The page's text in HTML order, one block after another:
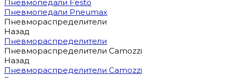
Пневмопедали Festo
Пневмопедали Pneumax
Пневмораспределители
Назад
Пневмораспределители
Пневмораспределители Camozzi
Назад
Пневмораспределители Camozzi